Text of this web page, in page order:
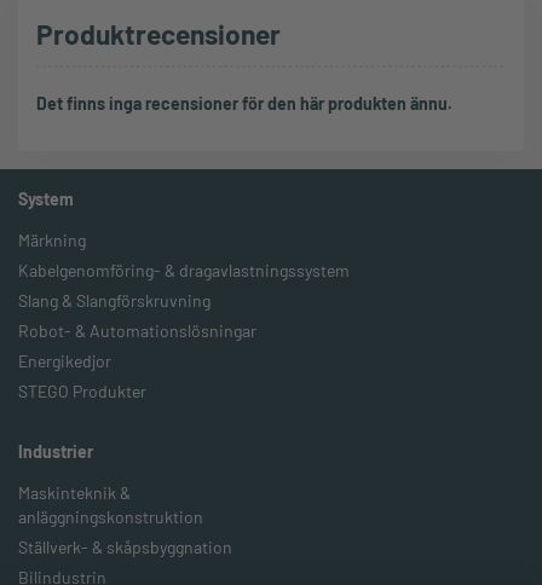
Produktrecensioner
Det finns inga recensioner för den här produkten ännu.
System
Märkning
Kabelgenomföring- & dragavlastningssystem
Slang & Slangförskruvning
Robot- & Automationslösningar
Energikedjor
STEGO Produkter
Industrier
Maskinteknik &
anläggningskonstruktion
Ställverk- & skåpsbyggnation
Bilindustrin